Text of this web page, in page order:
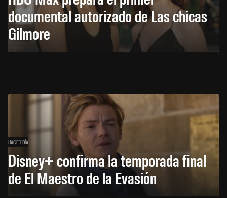
documental autorizado de Las chicas
Gilmore
HACE 1 DÍA
Disney+ confirma la temporada final
de El Maestro de la Evasión